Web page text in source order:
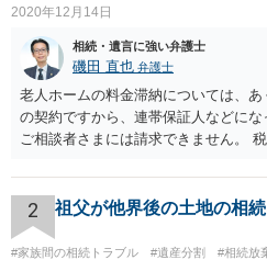
2020年12月14日
相続・遺言に強い弁護士
磯田 直也 弁護士
老人ホームの料金滞納については、
の契約ですから、連帯保証人などに
ご相談者さまには請求できません。
護受給の際に扶養できないかという
い旨回答すればそれまでです。 相続
通りです。 民法上の扶養義務はご相
ではありません。 あくまでも、余力
2 祖父が他界後の土地の相
#家族間の相続トラブル #遺産分割 #相続放